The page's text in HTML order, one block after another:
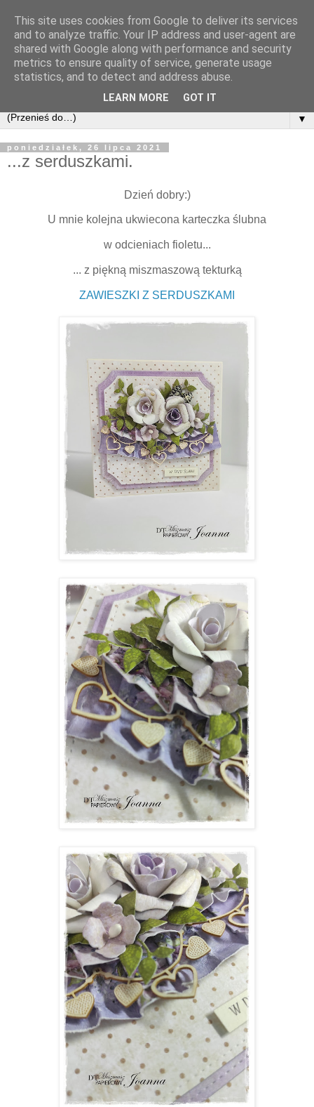
▼
poniedziałek, 26 lipca 2021
...z serduszkami.
Dzień dobry:)
U mnie kolejna ukwiecona karteczka ślubna
w odcieniach fioletu...
... z piękną miszmaszową tekturką
ZAWIESZKI Z SERDUSZKAMI
This site uses cookies from Google to deliver its services
and to analyze traffic. Your IP address and user-agent are
shared with Google along with performance and security
metrics to ensure quality of service, generate usage
statistics, and to detect and address abuse.
LEARN MORE GOT IT